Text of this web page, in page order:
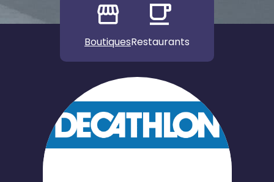
BoutiquesRestaurants